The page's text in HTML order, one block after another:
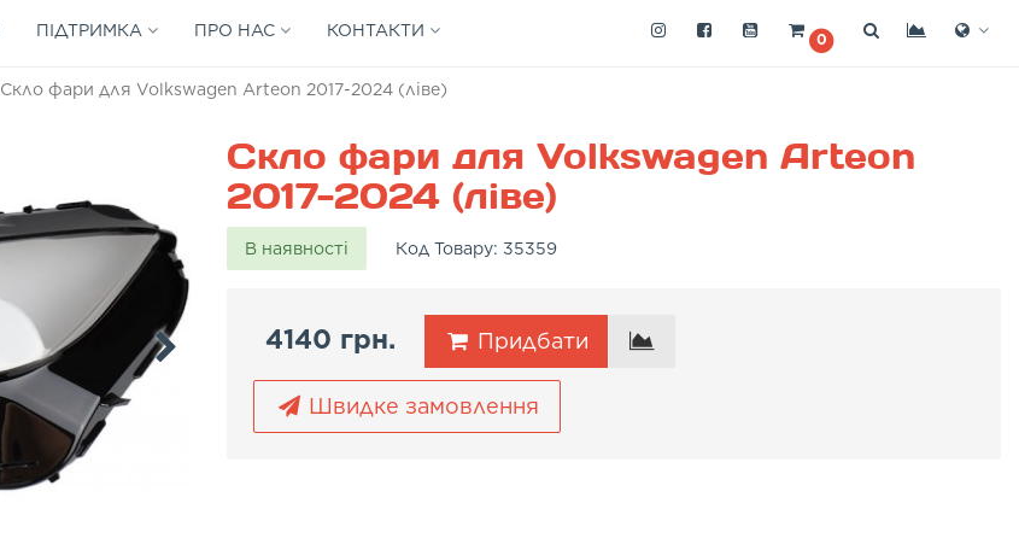
ПІДТРИМКА ПРО НАС КОНТАКТИ 0
Скло фари для Volkswagen Arteon 2017-2024 (ліве)
Скло фари для Volkswagen Arteon
2017-2024 (ліве)
В наявності Код Товару: 35359
4140 грн. Придбати
Швидке замовлення